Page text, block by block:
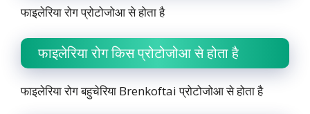
फाइलेरिया रोग प्रोटोजोआ से होता है
फाइलेरिया रोग किस प्रोटोजोआ से होता है
फाइलेरिया रोग बहुचेरिया Brenkoftai प्रोटोजोआ से होता है